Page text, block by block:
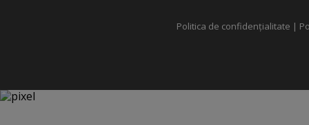
Politica de confidențialitate |